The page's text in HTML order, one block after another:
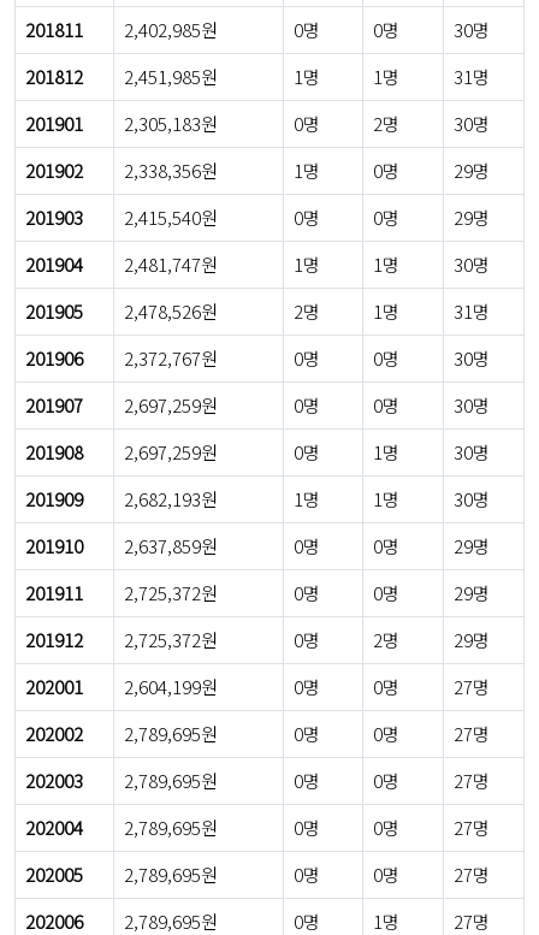
201811
2,402,985원 0명 0명
30명
201812
2,451,985원 1명 1명
31명
201901
2,305,183원 0명 2명
30명
201902
2,338,356원 1명 0명
29명
201903
2,415,540원 0명 0명
29명
201904
2,481,747원 1명 1명
30명
201905
2,478,526원 2명 1명
31명
201906
2,372,767원 0명 0명
30명
201907
2,697,259원 0명 0명
30명
201908
2,697,259원 0명 1명
30명
201909
2,682,193원 1명 1명
30명
201910
2,637,859원 0명 0명
29명
201911
2,725,372원 0명 0명
29명
201912
2,725,372원 0명 2명
29명
202001
2,604,199원 0명 0명
27명
202002
2,789,695원 0명 0명
27명
202003
2,789,695원 0명 0명
27명
202004
2,789,695원 0명 0명
27명
202005
2,789,695원 0명 0명
27명
202006
2,789,695원 0명 1명
27명